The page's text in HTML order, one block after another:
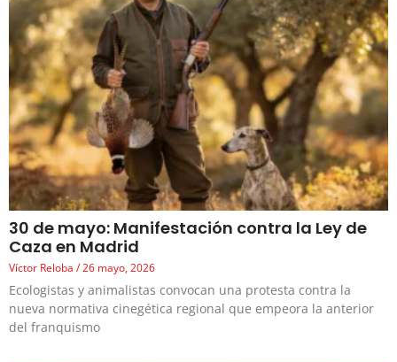
30 de mayo: Manifestación contra la Ley de
Caza en Madrid
Víctor Reloba 26 mayo, 2026
Ecologistas y animalistas convocan una protesta contra la
nueva normativa cinegética regional que empeora la anterior
del franquismo